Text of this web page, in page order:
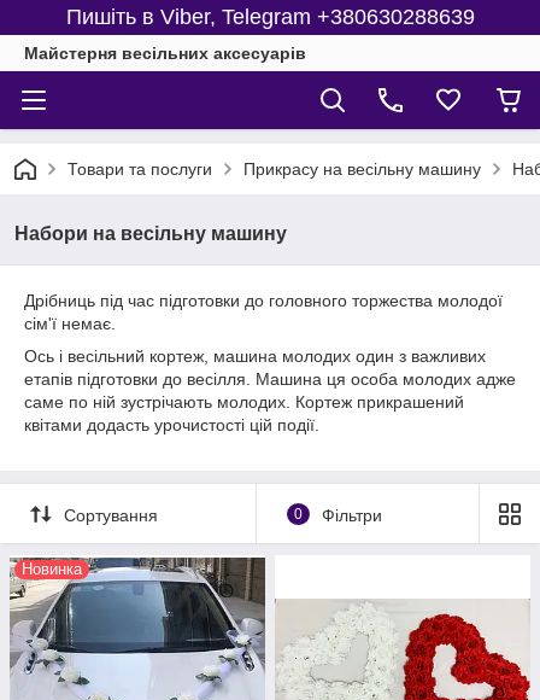
Пишіть в Viber, Telegram +380630288639
Майстерня веcільних аксесуарів
Товари та послуги Прикрасу на весільну машину
Набори на весільну машину
Дрібниць під час підготовки до головного торжества молодої
сім'ї немає.
Ось і весільний кортеж, машина молодих один з важливих
етапів підготовки до весілля. Машина ця особа молодих адже
саме по ній зустрічають молодих. Кортеж прикрашений
квітами додасть урочистості цій події.
Сортування 0 Фільтри
Новинка